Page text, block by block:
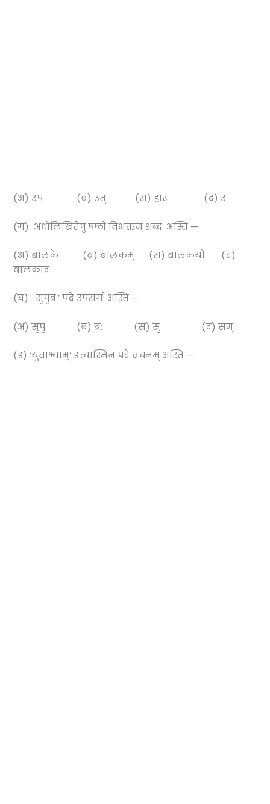
(अ) उप (ब) उत् (स) हार (द) उ
(ग) अधोलिखितेषु षष्ठी विभक्तम् शब्द: अस्ति —
(अ) बालके (ब) बालकम् (स) बालकयो: (द)
बालकाद
(घ) सुपुत्र:’ पदे उपसर्ग: अस्ति –
(अ) सुपु (ब) त्र: (स) सु (द) सम्
(ड) ‘युवाभ्याम्’ इत्यास्मिन पदे वचनम् अस्ति —